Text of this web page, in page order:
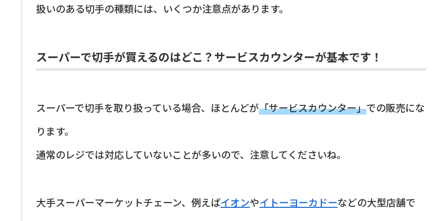
扱いのある切手の種類には、いくつか注意点があります。
スーパーで切手が買えるのはどこ？サービスカウンターが基本です！
スーパーで切手を取り扱っている場合、ほとんどが「サービスカウンター」での販売にな
ります。
通常のレジでは対応していないことが多いので、注意してくださいね。
大手スーパーマーケットチェーン、例えばイオンやイトーヨーカドーなどの大型店舗で